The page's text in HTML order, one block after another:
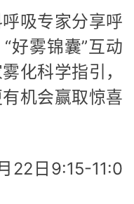
吸专家分享呼
好雾锦囊”互动
化科学指引，
机会赢取惊喜
22日9:15-11:0